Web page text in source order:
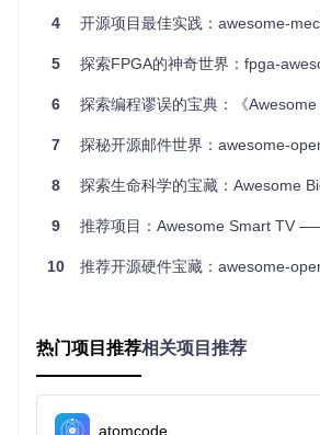
学习资源快速入门电子工程。
电路设计与仿真：工程师和爱好者可以
工具和EDA软件进行电路设计和验证。
：通过项目分享平台，
作品，获取社区的反馈和支持。
和服务，帮助用户完成硬件开发的全过
项目特点
全面性：涵盖了电子工程的各个方面，
具，应有尽有。
实用性：推荐的工具和资源都是经过精
列表。
无论你是电子工程的新手还是老手，
4 开源项目最佳实践：awesome-
5 探索FPGA的神奇世界：fpga-
6 探索编程谬误的宝典：《Awesome
7 探秘开源邮件世界：awesome-opensoure-
8 探索生命科学的宝藏：Awesome
9 推荐项目：Awesome Smart TV —— 智能电
10 推荐开源硬件宝藏：awesome-
热门项目推荐相关项目推荐
atomcode